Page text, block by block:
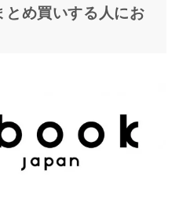
め買いする人にお